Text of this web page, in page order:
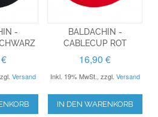
-
Versand
BALDACHIN -
CABLECUP ROT
16,90 €
Inkl. 19% MwSt. zzgl. Versand
IN DEN WARENKORB